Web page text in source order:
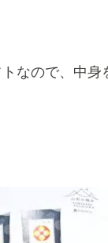
なので、中